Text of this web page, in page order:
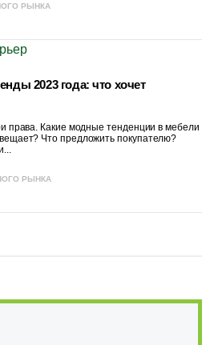
РЫНКА
2023 года: что хочет
права. Какие модные тенденции в мебели
Что предложить покупателю?
РЫНКА